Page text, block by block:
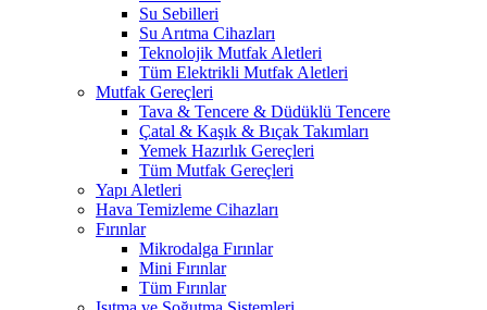
Su Sebilleri
Su Arıtma Cihazları
Teknolojik Mutfak Aletleri
Tüm Elektrikli Mutfak Aletleri
Mutfak Gereçleri
Tava & Tencere & Düdüklü Tencere
Çatal & Kaşık & Bıçak Takımları
Yemek Hazırlık Gereçleri
Tüm Mutfak Gereçleri
Yapı Aletleri
Hava Temizleme Cihazları
Fırınlar
Mikrodalga Fırınlar
Mini Fırınlar
Tüm Fırınlar